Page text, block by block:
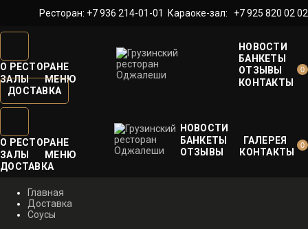
Ресторан: +7 936 214-01-01 Караоке-зал: +7 925 820 02 02
О РЕСТОРАНЕ
ЗАЛЫ
МЕНЮ
ДОСТАВКА
НОВОСТИ
БАНКЕТЫ
ОТЗЫВЫ
КОНТАКТЫ
0
О РЕСТОРАНЕ
ЗАЛЫ
МЕНЮ
ДОСТАВКА
НОВОСТИ
БАНКЕТЫ
ГАЛЕРЕЯ
ОТЗЫВЫ
КОНТАКТЫ
0
Главная
Доставка
Соусы